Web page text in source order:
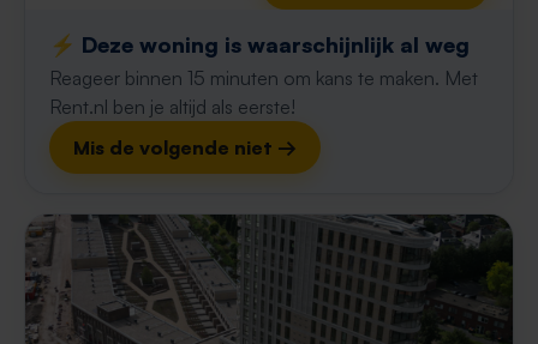
⚡️ Deze woning is waarschijnlijk al weg
Reageer binnen 15 minuten om kans te maken. Met
Rent.nl ben je altijd als eerste!
Mis de volgende niet →